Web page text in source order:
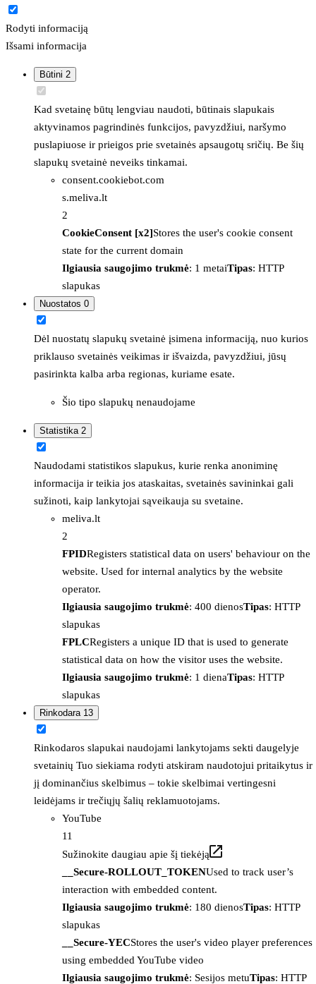
Rodyti informaciją
Išsami informacija
Būtini 2
Kad svetainę būtų lengviau naudoti, būtinais slapukais
aktyvinamos pagrindinės funkcijos, pavyzdžiui, naršymo
puslapiuose ir prieigos prie svetainės apsaugotų sričių. Be šių
slapukų svetainė neveiks tinkamai.
consent.cookiebot.com
s.meliva.lt
2
CookieConsent [x2]Stores the user's cookie consent
state for the current domain
Ilgiausia saugojimo trukmė: 1 metaiTipas: HTTP
slapukas
Nuostatos 0
Dėl nuostatų slapukų svetainė įsimena informaciją, nuo kurios
priklauso svetainės veikimas ir išvaizda, pavyzdžiui, jūsų
pasirinkta kalba arba regionas, kuriame esate.
Šio tipo slapukų nenaudojame
Statistika 2
Naudodami statistikos slapukus, kurie renka anoniminę
informacija ir teikia jos ataskaitas, svetainės savininkai gali
sužinoti, kaip lankytojai sąveikauja su svetaine.
meliva.lt
2
FPIDRegisters statistical data on users' behaviour on the
website. Used for internal analytics by the website
operator.
Ilgiausia saugojimo trukmė: 400 dienosTipas: HTTP
slapukas
FPLCRegisters a unique ID that is used to generate
statistical data on how the visitor uses the website.
Ilgiausia saugojimo trukmė: 1 dienaTipas: HTTP
slapukas
Rinkodara 13
Rinkodaros slapukai naudojami lankytojams sekti daugelyje
svetainių Tuo siekiama rodyti atskiram naudotojui pritaikytus ir
jį dominančius skelbimus – tokie skelbimai vertingesni
leidėjams ir trečiųjų šalių reklamuotojams.
YouTube
11
Sužinokite daugiau apie šį tiekėją
__Secure-ROLLOUT_TOKENUsed to track user’s
interaction with embedded content.
Ilgiausia saugojimo trukmė: 180 dienosTipas: HTTP
slapukas
__Secure-YECStores the user's video player preferences
using embedded YouTube video
Ilgiausia saugojimo trukmė: Sesijos metuTipas: HTTP